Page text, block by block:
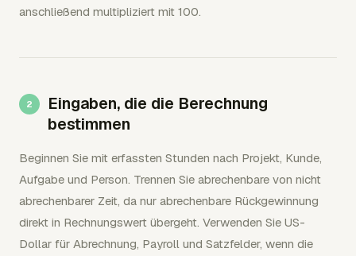
anschließend multipliziert mit 100.
Eingaben, die die Berechnung
bestimmen
Beginnen Sie mit erfassten Stunden nach Projekt, Kunde,
Aufgabe und Person. Trennen Sie abrechenbare von nicht
abrechenbarer Zeit, da nur abrechenbare Rückgewinnung
direkt in Rechnungswert übergeht. Verwenden Sie US-
Dollar für Abrechnung, Payroll und Satzfelder, wenn die